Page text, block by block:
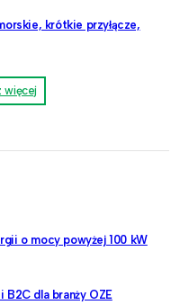
krótkie przyłącze,
więcej
o mocy powyżej 100 kW
B2C dla branży OZE